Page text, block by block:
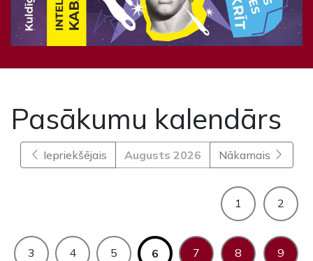
Pasākumu kalendārs
Iepriekšējais Augusts 2026 Nākamais
1 2
3 4 5 6 7 8 9